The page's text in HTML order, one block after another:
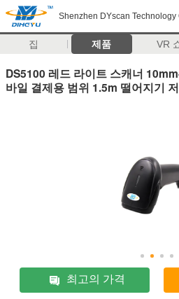
Shenzhen DYscan Technology
집 제품 VR
DS5100 레드 라이트 스캐너
바일 결제용 범위 1.5m 떨어지기
최고의 가격